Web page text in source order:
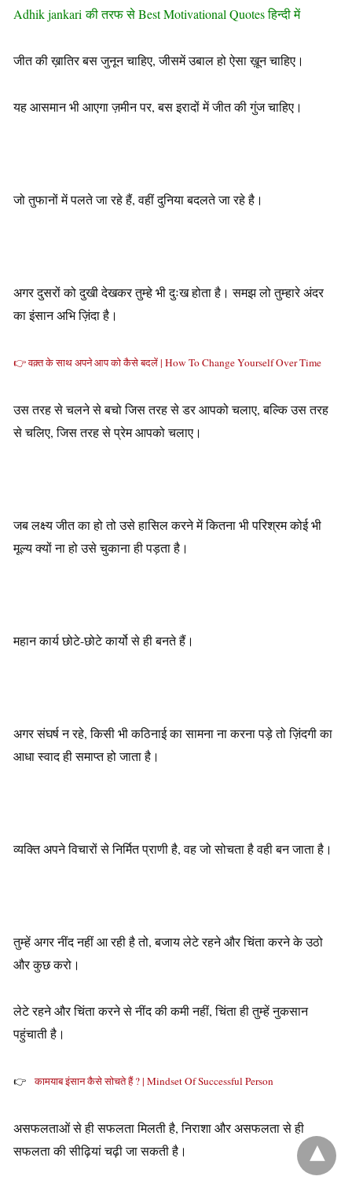
Adhik jankari की तरफ से Best Motivational Quotes हिन्दी में
जीत की ख़ातिर बस जुनून चाहिए, जीसमें उबाल हो ऐसा ख़ून चाहिए।
यह आसमान भी आएगा ज़मीन पर, बस इरादों में जीत की गुंज चाहिए।
जो तुफानों में पलते जा रहे हैं, वहीं दुनिया बदलते जा रहे है।
अगर दुसरों को दुखी देखकर तुम्हे भी दुःख होता है। समझ लो तुम्हारे अंदर
का इंसान अभि ज़िंदा है।
👉 वक़्त के साथ अपने आप को कैसे बदलें | How To Change Yourself Over Time
उस तरह से चलने से बचो जिस तरह से डर आपको चलाए, बल्कि उस तरह
से चलिए, जिस तरह से प्रेम आपको चलाए।
जब लक्ष्य जीत का हो तो उसे हासिल करने में कितना भी परिश्रम कोई भी
मूल्य क्यों ना हो उसे चुकाना ही पड़ता है।
महान कार्य छोटे-छोटे कार्यो से ही बनते हैं।
अगर संघर्ष न रहे, किसी भी कठिनाई का सामना ना करना पड़े तो ज़िंदगी का
आधा स्वाद ही समाप्त हो जाता है।
व्यक्ति अपने विचारों से निर्मित प्राणी है, वह जो सोचता है वही बन जाता है।
तुम्हें अगर नींद नहीं आ रही है तो, बजाय लेटे रहने और चिंता करने के उठो
और कुछ करो।
लेटे रहने और चिंता करने से नींद की कमी नहीं, चिंता ही तुम्हें नुकसान
पहुंचाती है।
👉कामयाब इंसान कैसे सोचते हैं ? | Mindset Of Successful Person
असफलताओं से ही सफलता मिलती है, निराशा और असफलता से ही
सफलता की सीढ़ियां चढ़ी जा सकती है।